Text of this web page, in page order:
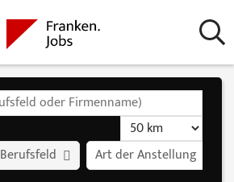
Art der Anstellung
Berufsfeld